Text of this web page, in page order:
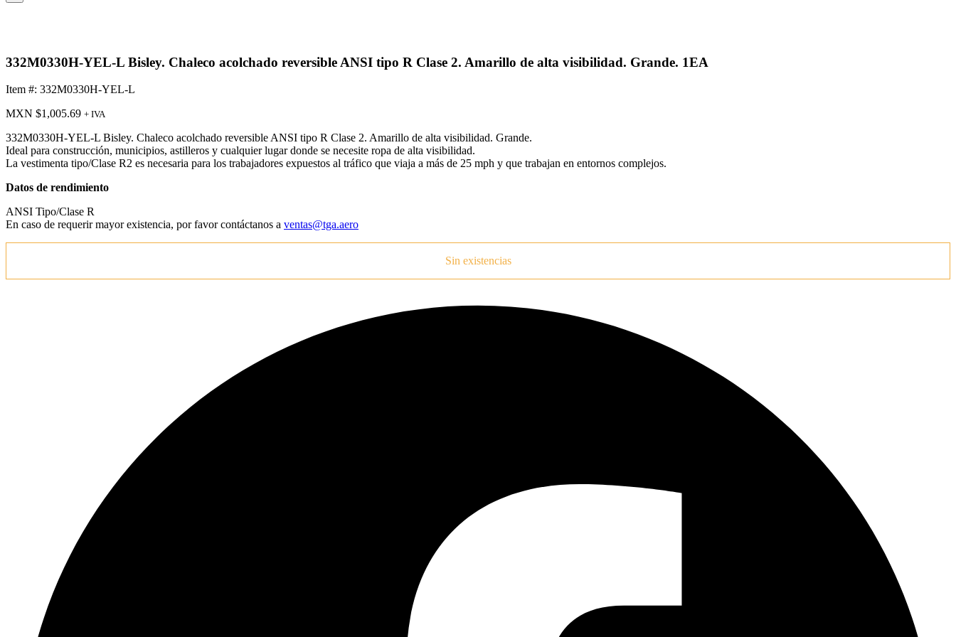
332M0330H-YEL-L Bisley. Chaleco acolchado reversible ANSI tipo R Clase 2. Amarillo de alta visibilidad. Grande. 1EA
Item #: 332M0330H-YEL-L
MXN $1,005.69 + IVA
332M0330H-YEL-L Bisley. Chaleco acolchado reversible ANSI tipo R Clase 2. Amarillo de alta visibilidad. Grande.
Ideal para construcción, municipios, astilleros y cualquier lugar donde se necesite ropa de alta visibilidad.
La vestimenta tipo/Clase R2 es necesaria para los trabajadores expuestos al tráfico que viaja a más de 25 mph y que trabajan en entornos complejos.
Datos de rendimiento
ANSI Tipo/Clase R
En caso de requerir mayor existencia, por favor contáctanos a ventas@tga.aero
Sin existencias